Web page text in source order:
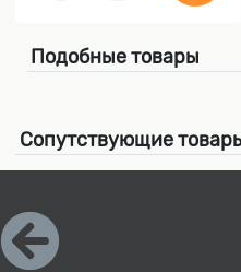
Подобные товары
Сопутствующие